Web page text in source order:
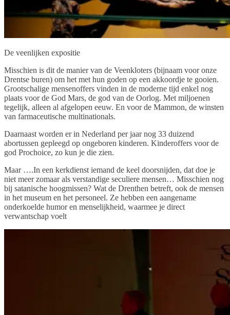
De veenlijken expositie
Misschien is dit de manier van de Veenkloters (bijnaam voor onze
Drentse buren) om het met hun goden op een akkoordje te gooien.
Grootschalige mensenoffers vinden in de moderne tijd enkel nog
plaats voor de God Mars, de god van de Oorlog. Met miljoenen
tegelijk, alleen al afgelopen eeuw. En voor de Mammon, de winsten
van farmaceutische multinationals.
Daarnaast worden er in Nederland per jaar nog 33 duizend
abortussen gepleegd op ongeboren kinderen. Kinderoffers voor de
god Prochoice, zo kun je die zien.
Maar ….In een kerkdienst iemand de keel doorsnijden, dat doe je
niet meer zomaar als verstandige seculiere mensen… Misschien nog
bij satanische hoogmissen? Wat de Drenthen betreft, ook de mensen
in het museum en het personeel. Ze hebben een aangename
onderkoelde humor en menselijkheid, waarmee je direct
verwantschap voelt